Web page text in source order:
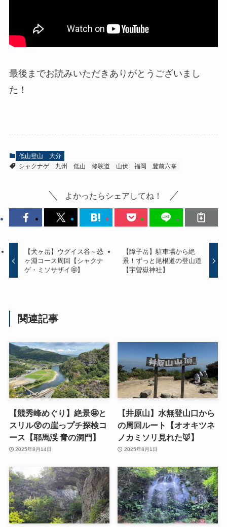
最後までお読みいただきありがとうございまし
た！
低山登山
大分
シャクナゲ
九州 低山 修験道 山伏 福岡 豊前六峯
よかったらシェアしてね！
【犬ヶ岳】ウグイス谷～恐
ヶ淵コース周回【シャクナ
ゲ・ミソサザイ🤩】
【障子岳】駐車場から絶
景！ずっと尾根道の登山道
【宇曽嶽神社】
関連記事
【競秀峰めぐり】絶景🤩と
スリル😲の崖っプチ探検コ
ース【耶馬渓 青の洞門】
2025年8月14日
【井原山】水無登山口から
の周回ルート【オオキツネ
ノカミソリ見れた🦊】
2025年8月1日